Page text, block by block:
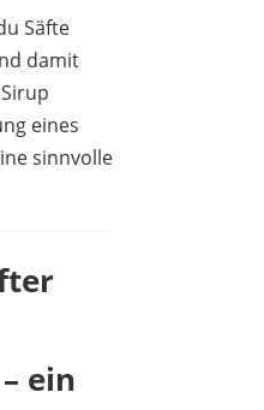
Säfte
damit
eines
sinnvolle
ein